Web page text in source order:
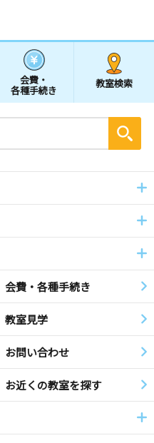
会費・
各種手続き
教室検索
会費・各種手続き
教室見学
お問い合わせ
お近くの教室を探す